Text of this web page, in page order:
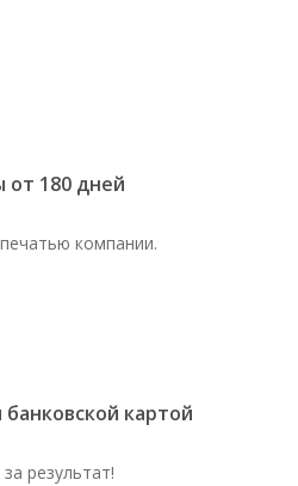
от 180 дней
компании.
картой
результат!